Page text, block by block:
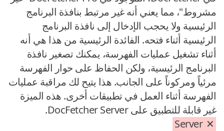
مشروط"، مما يعني أنه غير مرتبط بنافذة البرنامج
الرئيسية ولا يحجب الإدخال إلى نافذة البرنامج
الرئيسية أثناء فتحه. الفائدة الرئيسية من هذا هي أنه
أثناء تشغيل عمليات الفهرسة، يمكنك تصغير نافذة
البرنامج الرئيسية، ولكن الحفاظ على حوار الفهرسة
مرئياً ومركوناً على الجانب. هذا يتيح لك مراقبة عمليات
الفهرسة أثناء العمل في تطبيقات أخرى. هذه الميزة
غير قابلة للتطبيق على DocFetcher Server.
Server